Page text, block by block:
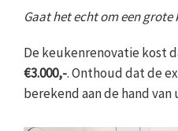
Gaat het echt om een
De keukenrenovatie kost
€3.000,-. Onthoud dat de
berekend aan de hand